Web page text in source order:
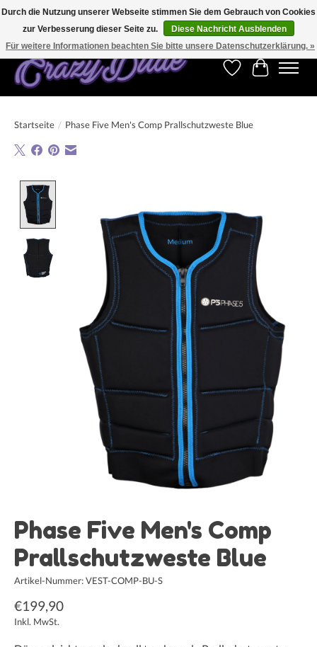
Kostenfreier Versand für Bestellungen ab 250 €. Weltweite Lieferung!
Wunschzettel
Ihr
Startseite / Phase Five Men's Comp Prallschutzweste Blue
Phase Five Men's Comp
Prallschutzweste Blue
Artikel-Nummer: VEST-COMP-BU-S
€199,90
Inkl. MwSt.
Durch die Nutzung unserer Webseite stimmen Sie dem Gebrauch von Cookies
zur Verbesserung dieser Seite zu.
Diese Nachricht Ausblenden
Für weitere Informationen beachten Sie bitte unsere Datenschutzerklärung. »